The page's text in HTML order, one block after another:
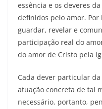
essência e os deveres
definidos pelo amor. Por
guardar, revelar e
participação real do
do amor de Cristo pela
Cada dever particular
atuação concreta de tal
necessário, portanto,